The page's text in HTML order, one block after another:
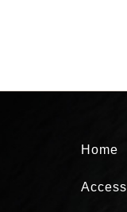
Home
Access